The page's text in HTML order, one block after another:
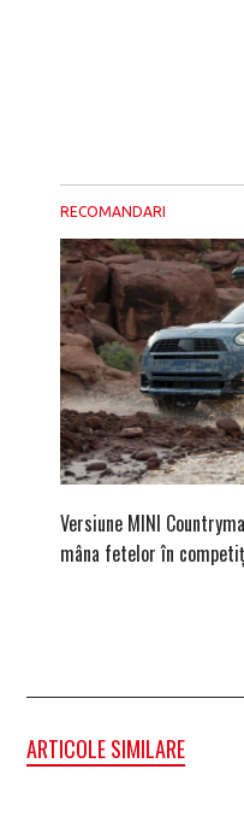
RECOMANDARI
Versiune MINI
mâna fetelor în
ARTICOLE SIMILARE